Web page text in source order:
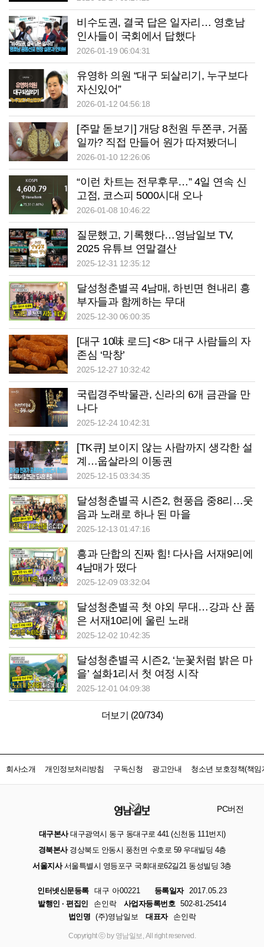
비수도권, 결국 답은 일자리… 영호남
인사들이 국회에서 답했다
2026-01-19 06:04:31
유영하 의원 “대구 되살리기, 누구보다
자신있어”
2026-01-12 04:56:18
[주말 돋보기] 개당 8천원 두쫀쿠, 거품
일까? 직접 만들어 원가 따져봤더니
2026-01-10 12:26:06
“이런 차트는 전무후무…” 4일 연속 신
고점, 코스피 5000시대 오나
2026-01-08 10:46:22
질문했고, 기록했다…영남일보 TV,
2025 유튜브 연말결산
2025-12-31 12:35:12
달성청춘별곡 4남매, 하빈면 현내리 흥
부자들과 함께하는 무대
2025-12-30 06:00:35
[대구 10味 로드] <8> 대구 사람들의 자
존심 ‘막창’
2025-12-27 10:32:42
국립경주박물관, 신라의 6개 금관을 만
나다
2025-12-24 10:42:31
[TK큐] 보이지 않는 사람까지 생각한 설
계…웁살라의 이동권
2025-12-15 03:34:35
달성청춘별곡 시즌2, 현풍읍 중8리…웃
음과 노래로 하나 된 마을
2025-12-13 01:47:16
흥과 단합의 진짜 힘! 다사읍 서재9리에
4남매가 떴다
2025-12-09 03:32:04
달성청춘별곡 첫 야외 무대…강과 산 품
은 서재10리에 울린 노래
2025-12-02 10:42:35
달성청춘별곡 시즌2, ‘눈꽃처럼 밝은 마
을’ 설화1리서 첫 여정 시작
2025-12-01 04:09:38
더보기 (20/734)
회사소개 개인정보처리방침 구독신청 광고안내 청소년 보호정책(책임
PC버전
대구본사대구광역시 동구 동대구로 441 (신천동 111번지)
경북본사경상북도 안동시 풍천면 수호로 59 우대빌딩 4층
서울지사서울특별시 영등포구 국회대로62길21 동성빌딩 3층
인터넷신문등록 대구 아00221 등록일자
2017.05.23
발행인 · 편집인
손인락 사업자등록번호 502-81-25414
법인명 (주)영남일보 대표자 손인락
Copyright ⓒ by 영남일보, All right reserved.